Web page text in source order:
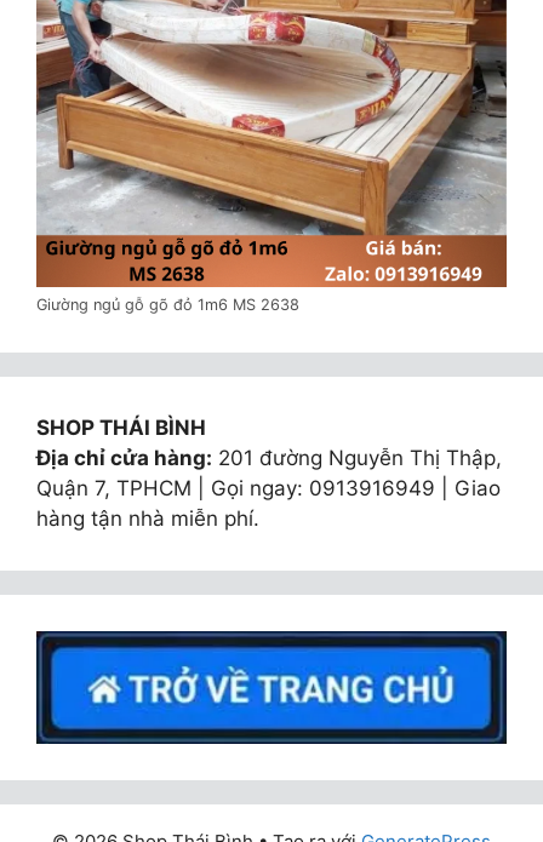
Giường ngủ gỗ gõ đỏ 1m6 MS 2638
SHOP THÁI BÌNH
Địa chỉ cửa hàng: 201 đường Nguyễn Thị Thập,
Quận 7, TPHCM | Gọi ngay: 0913916949 | Giao
hàng tận nhà miễn phí.